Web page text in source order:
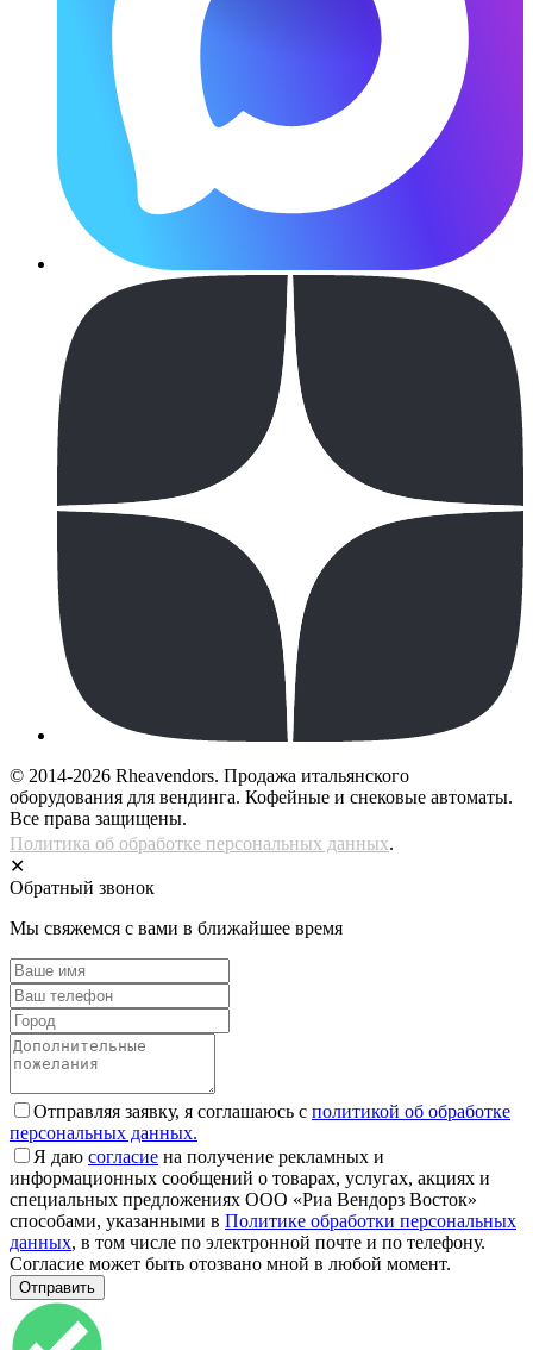
© 2014-2026 Rheavendors. Продажа итальянского
оборудования для вендинга. Кофейные и снековые автоматы.
Все права защищены.
Политика об обработке персональных данных.
✕
Обратный звонок
Мы свяжемся с вами в ближайшее время
Отправляя заявку, я соглашаюсь с политикой об обработке
персональных данных.
Я даю согласие на получение рекламных и
информационных сообщений о товарах, услугах, акциях и
специальных предложениях ООО «Риа Вендорз Восток»
способами, указанными в Политике обработки персональных
данных, в том числе по электронной почте и по телефону.
Согласие может быть отозвано мной в любой момент.